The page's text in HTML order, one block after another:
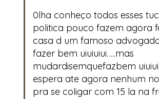
0lha conheço todos esses
politica pouco fazem agora
casa d um famoso
fazer bem uiuiuiui…..mas
mudardisemquefazbem
espera ate agora nenhum
pra se coligar com 15 la na